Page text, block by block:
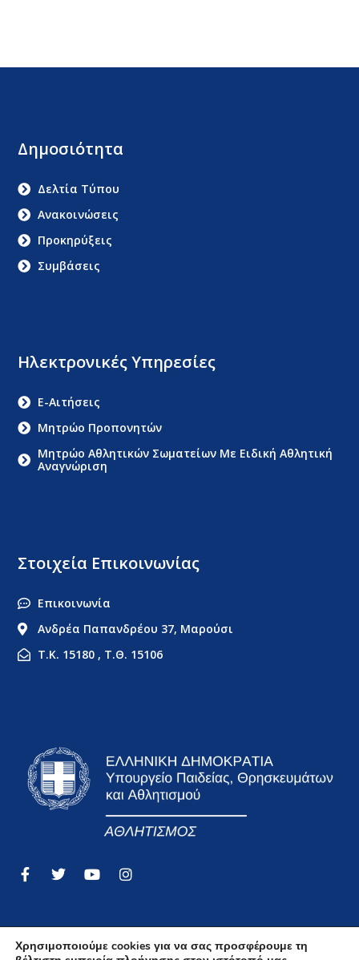
Στοιχεία Επικοινωνίας
Επικοινωνία
Ανδρέα Παπανδρέου 37, Μαρούσι
Τ.Κ. 15180 , Τ.Θ. 15106
Ηλεκτρονικές Υπηρεσίες
E-Αιτήσεις
Μητρώο Προπονητών
Μητρώο Αθλητικών Σωματείων Με Ειδική Αθλητική
Αναγνώριση
Δημοσιότητα
Δελτία Τύπου
Ανακοινώσεις
Προκηρύξεις
Συμβάσεις
Χρησιμοποιούμε cookies για να σας προσφέρουμε τη